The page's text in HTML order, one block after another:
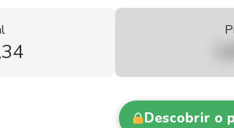
Descobrir o